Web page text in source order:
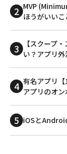
MVP
ほうがいいこ
【スクープ
い？アプリ
有名アプリ
アプリのオ
iOSと